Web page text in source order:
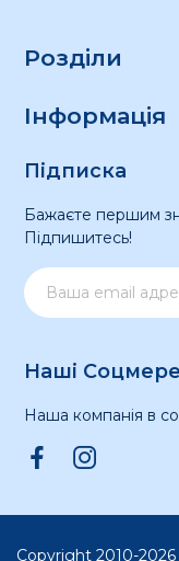
Розділи
Інформація
Підписка
Бажаєте першим
Підпишитесь!
Наші
Наша компанія в
Copyright 2010-